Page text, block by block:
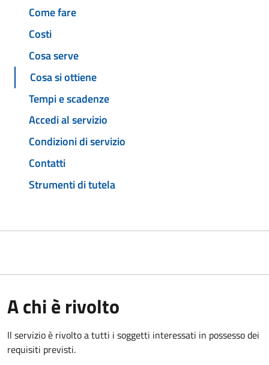
Come fare
Costi
Cosa serve
Cosa si ottiene
Tempi e scadenze
Accedi al servizio
Condizioni di servizio
Contatti
Strumenti di tutela
A chi è rivolto
Il servizio è rivolto a tutti i soggetti interessati in possesso dei
requisiti previsti.